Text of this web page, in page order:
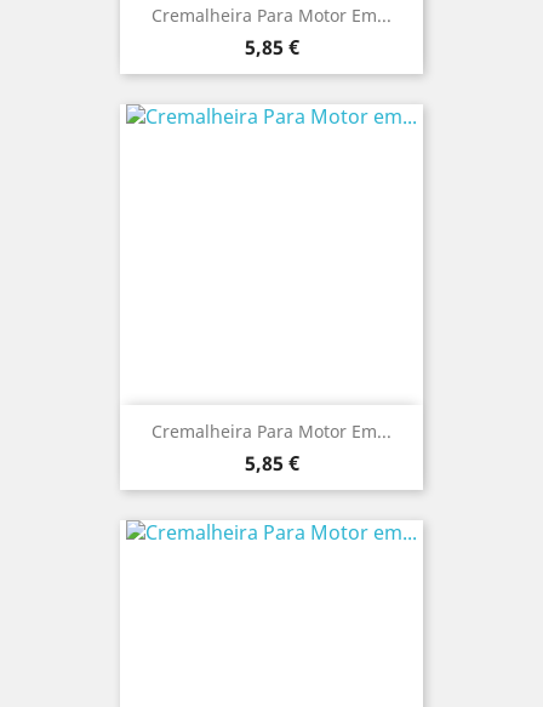
Cremalheira Para Motor Em...
Preço
5,85 €
Cremalheira Para Motor Em...
Preço
5,85 €